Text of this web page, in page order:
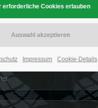
Impressum Cookie-Details